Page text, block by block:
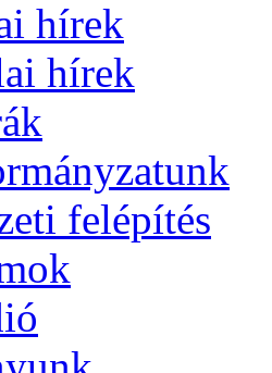
hírek
hírek
felépítés